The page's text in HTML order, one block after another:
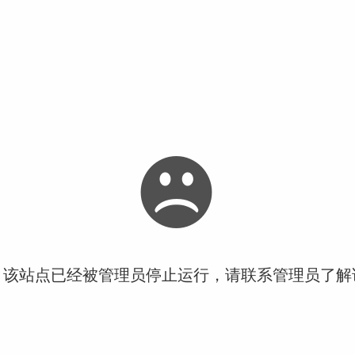
站点已经被管理员停止运行，请联系管理员了